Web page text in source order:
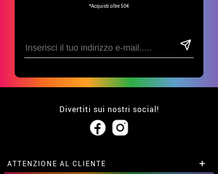
*Acquisti oltre 50€
Divertiti sui nostri social!
ATTENZIONE AL CLIENTE